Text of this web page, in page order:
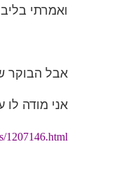
ואמרתי
אבל הבוקר
אני מודה לו
1207146.html